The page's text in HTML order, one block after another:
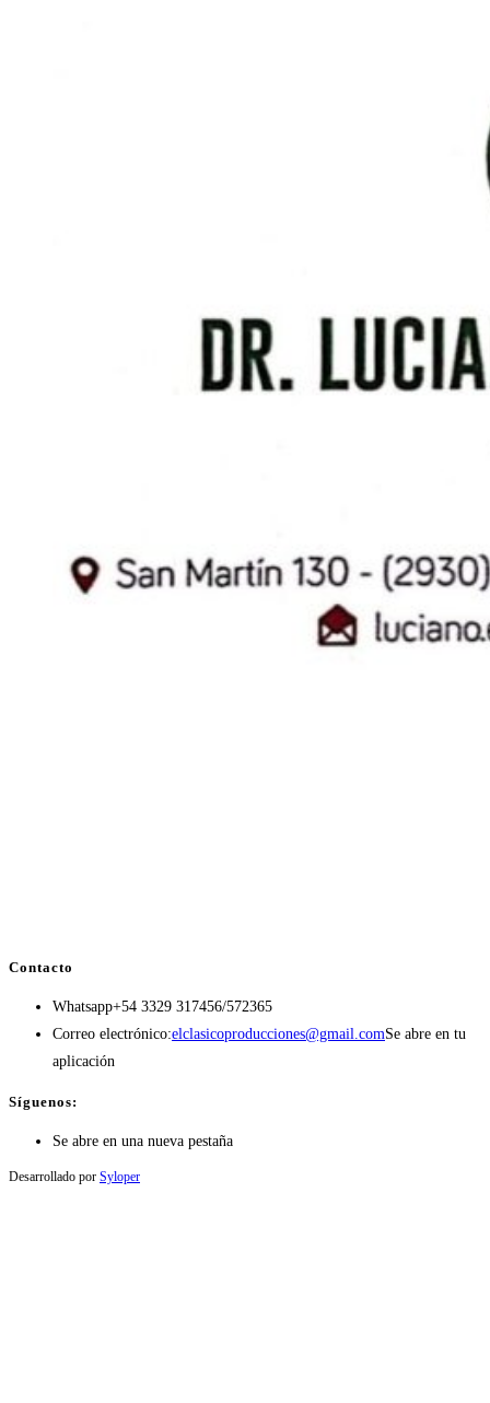
Contacto
Whatsapp+54 3329 317456/572365
Correo electrónico:elclasicoproducciones@gmail.comSe abre en tu
aplicación
Síguenos:
Se abre en una nueva pestaña
Desarrollado por Syloper